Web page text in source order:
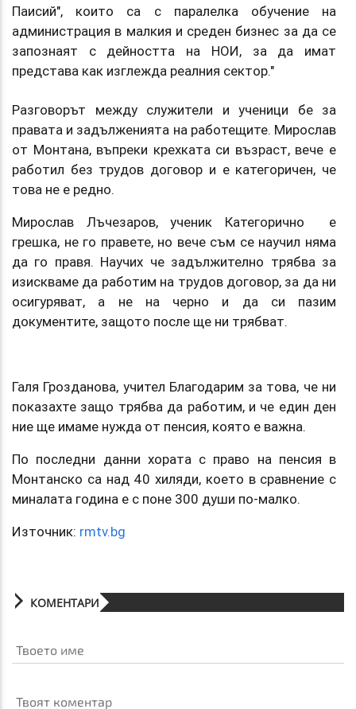
Паисий", които са с паралелка обучение на
администрация в малкия и среден бизнес за да се
запознаят с дейността на НОИ, за да имат
представа как изглежда реалния сектор."
Разговорът между служители и ученици бе за
правата и задълженията на работещите. Мирослав
от Монтана, въпреки крехката си възраст, вече е
работил без трудов договор и е категоричен, че
това не е редно.
Мирослав Лъчезаров, ученик Категорично е
грешка, не го правете, но вече съм се научил няма
да го правя. Научих че задължително трябва за
изискваме да работим на трудов договор, за да ни
осигуряват, а не на черно и да си пазим
документите, защото после ще ни трябват.
Галя Грозданова, учител Благодарим за това, че ни
показахте защо трябва да работим, и че един ден
ние ще имаме нужда от пенсия, която е важна.
По последни данни хората с право на пенсия в
Монтанско са над 40 хиляди, което в сравнение с
миналата година е с поне 300 души по-малко.
Източник: rmtv.bg
КОМЕНТАРИ
Твоето име
Твоят коментар